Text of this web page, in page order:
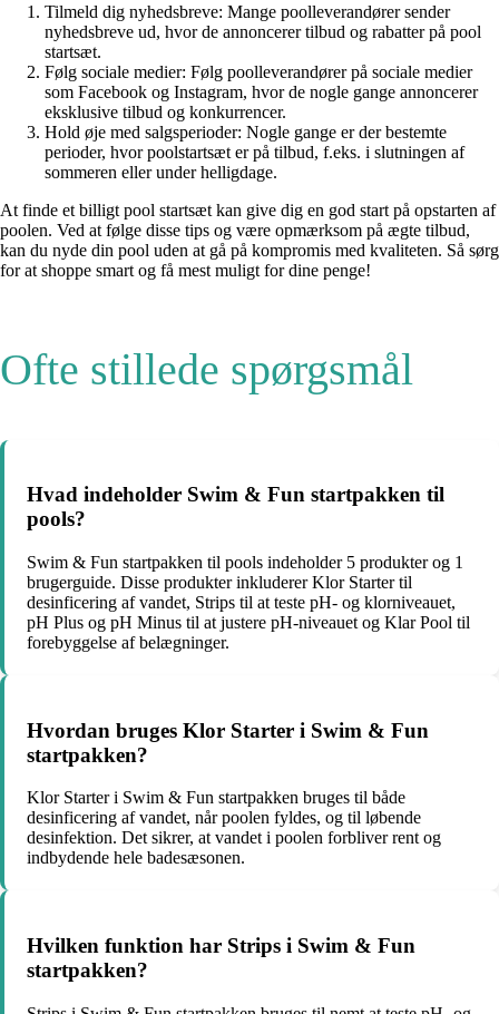
Tilmeld dig nyhedsbreve: Mange poolleverandører sender
nyhedsbreve ud, hvor de annoncerer tilbud og rabatter på pool
startsæt.
Følg sociale medier: Følg poolleverandører på sociale medier
som Facebook og Instagram, hvor de nogle gange annoncerer
eksklusive tilbud og konkurrencer.
Hold øje med salgsperioder: Nogle gange er der bestemte
perioder, hvor poolstartsæt er på tilbud, f.eks. i slutningen af ​​
sommeren eller under helligdage.
At finde et billigt pool startsæt kan give dig en god start på opstarten af
poolen. Ved at følge disse tips og være opmærksom på ægte tilbud,
kan du nyde din pool uden at gå på kompromis med kvaliteten. Så sørg
for at shoppe smart og få mest muligt for dine penge!
Ofte stillede spørgsmål
Hvad indeholder Swim & Fun startpakken til
pools?
Swim & Fun startpakken til pools indeholder 5 produkter og 1
brugerguide. Disse produkter inkluderer Klor Starter til
desinficering af vandet, Strips til at teste pH- og klorniveauet,
pH Plus og pH Minus til at justere pH-niveauet og Klar Pool til
forebyggelse af belægninger.
Hvordan bruges Klor Starter i Swim & Fun
startpakken?
Klor Starter i Swim & Fun startpakken bruges til både
desinficering af vandet, når poolen fyldes, og til løbende
desinfektion. Det sikrer, at vandet i poolen forbliver rent og
indbydende hele badesæsonen.
Hvilken funktion har Strips i Swim & Fun
startpakken?